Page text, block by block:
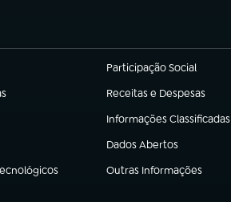
Participação Social
(abre em nova aba)
Receitas e Despesas
(abre em nova aba)
Informações Classificadas
(abre em nova aba)
Dados Abertos
(abre em nova aba)
Outras Informações
(abre em nova aba)